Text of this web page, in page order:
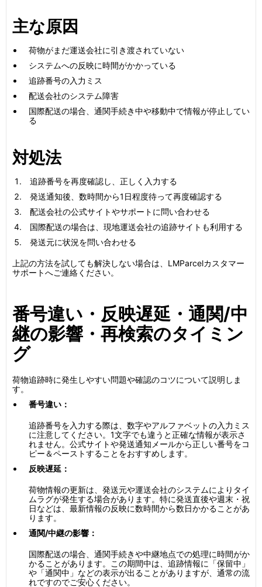
主な原因
荷物がまだ運送会社に引き渡されていない
システムへの反映に時間がかかっている
追跡番号の入力ミス
配送会社のシステム障害
国際配送の場合、通関手続き中や移動中で情報が停止してい
る
対処法
追跡番号を再度確認し、正しく入力する
発送通知後、数時間から1日程度待って再度確認する
配送会社の公式サイトやサポートに問い合わせる
国際配送の場合は、現地運送会社の追跡サイトも利用する
発送元に状況を問い合わせる
上記の方法を試しても解決しない場合は、LMParcelカスタマー
サポートへご連絡ください。
番号違い・反映遅延・通関/中
継の影響・再検索のタイミン
グ
荷物追跡時に発生しやすい問題や確認のコツについて説明しま
す。
番号違い：
追跡番号を入力する際は、数字やアルファベットの入力ミス
に注意してください。1文字でも違うと正確な情報が表示さ
れません。公式サイトや発送通知メールから正しい番号をコ
ピー＆ペーストすることをおすすめします。
反映遅延：
荷物情報の更新は、発送元や運送会社のシステムによりタイ
ムラグが発生する場合があります。特に発送直後や週末・祝
日などは、最新情報の反映に数時間から数日かかることがあ
ります。
通関/中継の影響：
国際配送の場合、通関手続きや中継地点での処理に時間がか
かることがあります。この期間中は、追跡情報に「保留中」
や「通関中」などの表示が出ることがありますが、通常の流
れですのでご安心ください。